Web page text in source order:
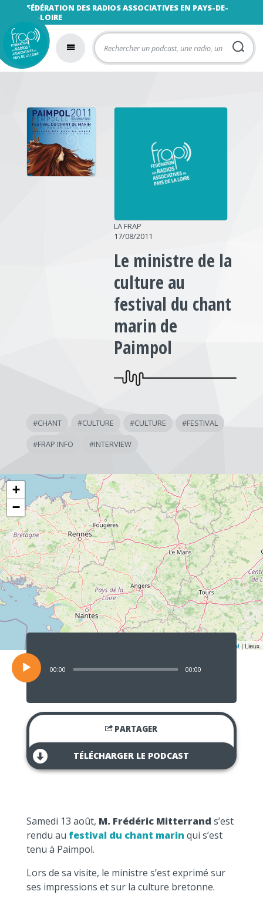
FÉDÉRATION DES RADIOS ASSOCIATIVES EN PAYS-DE-
LA-LOIRE
LA FRAP
17/08/2011
Le ministre de la
culture au
festival du chant
marin de
Paimpol
#CHANT #CULTURE #CULTURE #FESTIVAL
#FRAP INFO #INTERVIEW
+
−
Leaflet | Lieux
Lecteur
audio
00:00 00:00
PARTAGER
TÉLÉCHARGER LE PODCAST
Samedi 13 août, M. Frédéric Mitterrand s’est
rendu au festival du chant marin qui s’est
tenu à Paimpol.
Lors de sa visite, le ministre s’est exprimé sur
ses impressions et sur la culture bretonne.